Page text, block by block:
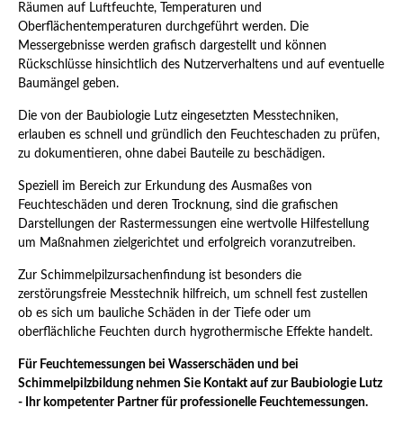
Räumen auf Luftfeuchte, Temperaturen und
Oberflächentemperaturen durchgeführt werden. Die
Messergebnisse werden grafisch dargestellt und können
Rückschlüsse hinsichtlich des Nutzerverhaltens und auf eventuelle
Baumängel geben.
Die von der Baubiologie Lutz eingesetzten Messtechniken,
erlauben es schnell und gründlich den Feuchteschaden zu prüfen,
zu dokumentieren, ohne dabei Bauteile zu beschädigen.
Speziell im Bereich zur Erkundung des Ausmaßes von
Feuchteschäden und deren Trocknung, sind die grafischen
Darstellungen der Rastermessungen eine wertvolle Hilfestellung
um Maßnahmen zielgerichtet und erfolgreich voranzutreiben.
Zur Schimmelpilzursachenfindung ist besonders die
zerstörungsfreie Messtechnik hilfreich, um schnell fest zustellen
ob es sich um bauliche Schäden in der Tiefe oder um
oberflächliche Feuchten durch hygrothermische Effekte handelt.
Für Feuchtemessungen bei Wasserschäden und bei
Schimmelpilzbildung nehmen Sie Kontakt auf zur Baubiologie Lutz
- Ihr kompetenter Partner für professionelle Feuchtemessungen.